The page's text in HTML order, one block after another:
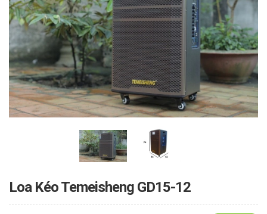
Loa Kéo Temeisheng GD15-12